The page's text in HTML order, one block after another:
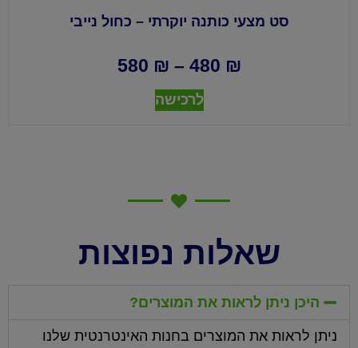
סט מצעי כותנה יוקרתי – כחול נייבי
₪
–
₪
לרכישה
שאלות נפוצות
היכן ניתן לראות את המוצרים?
ניתן לראות את המוצרים בחנות האינטרנטית שלנו